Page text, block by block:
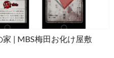
家 | MBS梅田お化け屋敷